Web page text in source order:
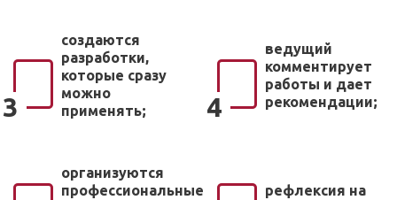
3
создаются
разработки,
которые сразу
можно
применять;
4
ведущий
комментирует
работы и дает
рекомендации;
организуются
профессиональные
рефлексия на